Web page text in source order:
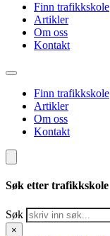
Finn trafikkskole
Artikler
Om oss
Kontakt
Finn trafikkskole
Artikler
Om oss
Kontakt
Søk etter trafikkskole
Søk
×